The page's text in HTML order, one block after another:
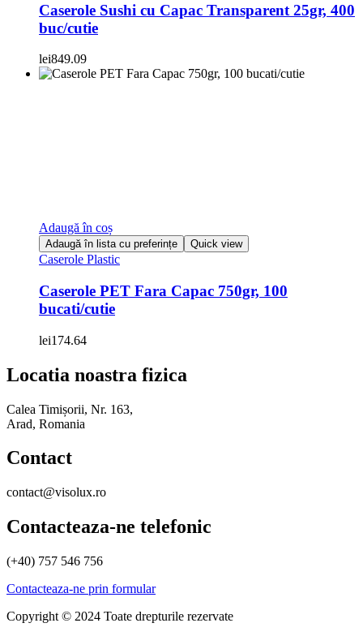
Caserole Sushi cu Capac Transparent 25gr, 400
buc/cutie
lei849.09
Adaugă în coș
Adaugă în lista cu preferințe Quick view
Caserole Plastic
Caserole PET Fara Capac 750gr, 100
bucati/cutie
lei174.64
Locatia noastra fizica
Calea Timișorii, Nr. 163,
Arad, Romania
Contact
contact@visolux.ro
Contacteaza-ne telefonic
(+40) 757 546 756
Contacteaza-ne prin formular
Copyright © 2024 Toate drepturile rezervate